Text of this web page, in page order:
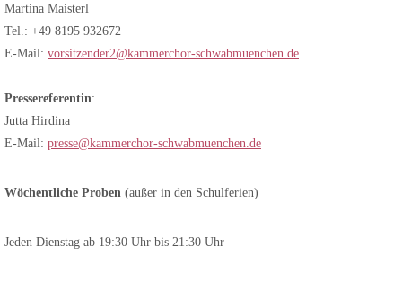
Martina Maisterl
Tel.: +49 8195 932672
E-Mail: vorsitzender2@kammerchor-schwabmuenchen.de
Pressereferentin:
Jutta Hirdina
E-Mail: presse@kammerchor-schwabmuenchen.de
Wöchentliche Proben (außer in den Schulferien)
Jeden Dienstag ab 19:30 Uhr bis 21:30 Uhr